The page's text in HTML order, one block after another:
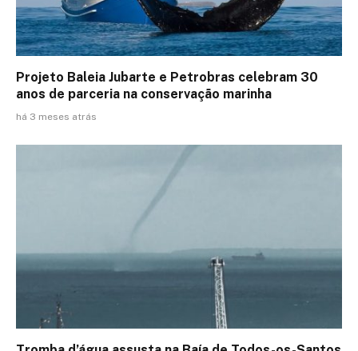
Projeto Baleia Jubarte e Petrobras celebram 30
anos de parceria na conservação marinha
há 3 meses atrás